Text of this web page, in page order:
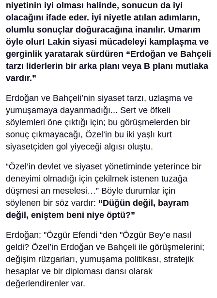
niyetinin iyi olması halinde, sonucun da iyi
olacağını ifade eder. İyi niyetle atılan adımların,
olumlu sonuçlar doğuracağına inanılır. Umarım
öyle olur! Lakin siyasi mücadeleyi kamplaşma ve
gerginlik yaratarak sürdüren “Erdoğan ve Bahçeli
tarzı liderlerin bir arka planı veya B planı mutlaka
vardır.”
Erdoğan ve Bahçeli’nin siyaset tarzı, uzlaşma ve
yumuşamaya dayanmadığı... Sert ve öfkeli
söylemleri öne çıktığı için; bu görüşmelerden bir
sonuç çıkmayacağı, Özel’in bu iki yaşlı kurt
siyasetçiden gol yiyeceği algısı oluştu.
“Özel’in devlet ve siyaset yönetiminde yeterince bir
deneyimi olmadığı için çekilmek istenen tuzağa
düşmesi an meselesi…” Böyle durumlar için
söylenen bir söz vardır: “Düğün değil, bayram
değil, eniştem beni niye öptü?”
Erdoğan; "Özgür Efendi “den "Özgür Bey’e nasıl
geldi? Özel’in Erdoğan ve Bahçeli ile görüşmelerini;
değişim rüzgarları, yumuşama politikası, stratejik
hesaplar ve bir diploması dansı olarak
değerlendirenler var.